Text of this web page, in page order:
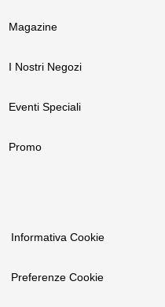
Magazine
I Nostri Negozi
Eventi Speciali
Promo
Informativa Cookie
Preferenze Cookie